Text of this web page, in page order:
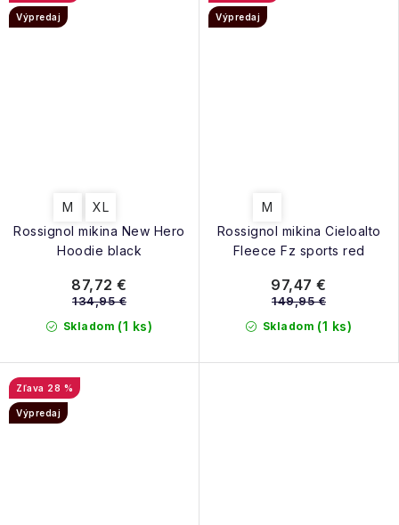
Rossignol mikina New Hero
Hoodie black
Výpredaj
M XL
Skladom (1 ks)
87,72 €
134,95 €
Rossignol mikina Cieloalto
Fleece Fz sports red
Výpredaj
M
Skladom (1 ks)
97,47 €
149,95 €
28 %
Výpredaj